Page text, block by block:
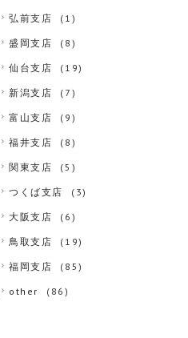
弘前支店 (1)
盛岡支店 (8)
仙台支店 (19)
新潟支店 (7)
富山支店 (9)
福井支店 (8)
関東支店 (5)
つくば支店 (3)
大阪支店 (6)
鳥取支店 (19)
福岡支店 (85)
other (86)